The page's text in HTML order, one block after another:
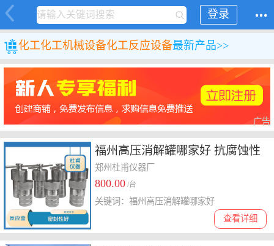
登录
化工化工机械设备化工反应设备最新产品>>
广告
福州高压消解罐哪家好 抗腐蚀性
好
郑州杜甫仪器厂
800.00 /台
查看详细
关键词：福州高压消解罐哪家好